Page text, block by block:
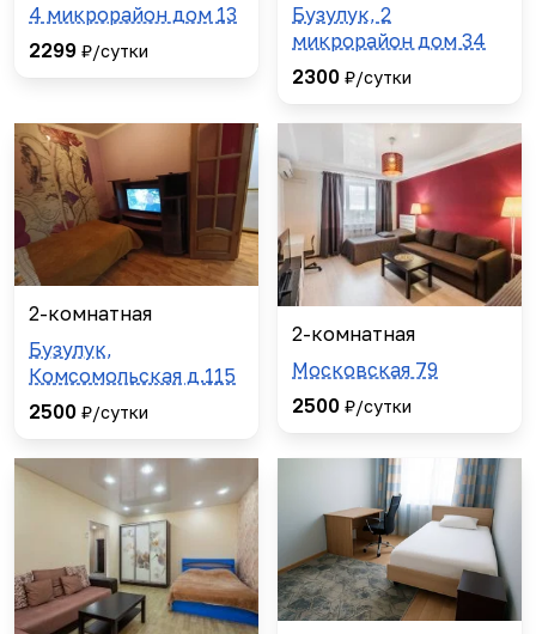
4 микрорайон дом 13
2299 ₽/сутки
Бузулук, 2
микрорайон дом 34
2300 ₽/сутки
2-комнатная
Бузулук,
Комсомольская д.115
2500 ₽/сутки
2-комнатная
Московская 79
2500 ₽/сутки